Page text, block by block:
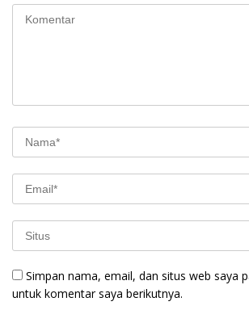
Simpan nama, email, dan situs web saya
untuk komentar saya berikutnya.